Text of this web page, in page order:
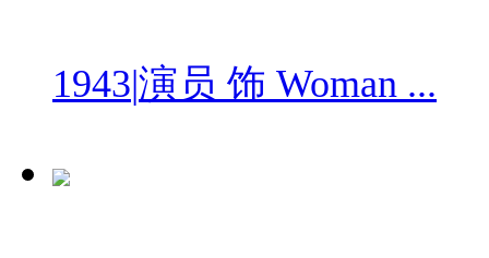
1943|演员 饰 Woman ...